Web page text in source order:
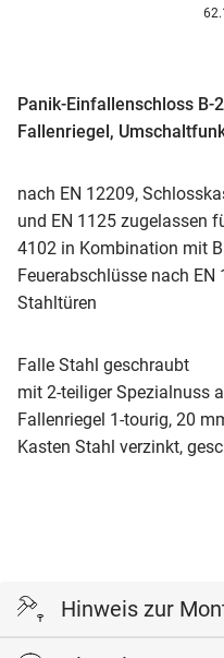
Panik-Einfallenschloss
Fallenriegel,
nach EN 12209,
und EN 1125 zugelassen
4102 in Kombination mit
Feuerabschlüsse nach
Stahltüren
Falle Stahl geschraubt
mit 2-teiliger Spezialnuss
Fallenriegel 1-tourig, 20
Kasten Stahl verzinkt,
Hinweis zur